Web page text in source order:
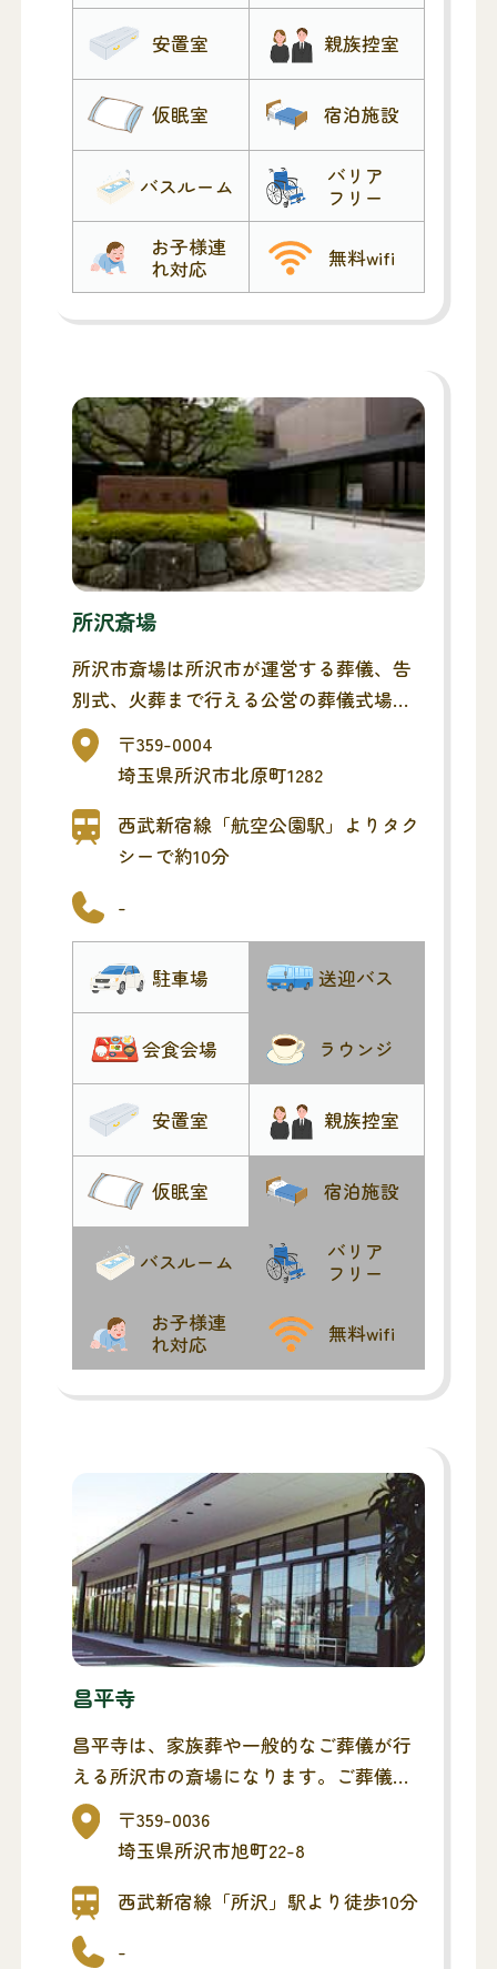
安置室 親族控室
仮眠室 宿泊施設
バスルーム
バリア
フリー
お子様連
れ対応
無料wifi
所沢斎場
所沢市斎場は所沢市が運営する葬儀、告
別式、火葬まで行える公営の葬儀式場で
す。
所沢市民の方はリーズナブルにご利用い
ただけます。
〒359-0004
埼玉県所沢市北原町1282
西武新宿線「航空公園駅」よりタク
シーで約10分
-
駐車場 送迎バス
会食会場 ラウンジ
安置室 親族控室
仮眠室 宿泊施設
バスルーム
バリア
フリー
お子様連
れ対応
無料wifi
昌平寺
昌平寺は、家族葬や一般的なご葬儀が行
える所沢市の斎場になります。ご葬儀ま
でを同斎場でとり行い、最寄りの火葬場
へ移動する流れになります。
公共交通機関から徒歩10分の立地にあ
り、便利な斎場です。
〒359-0036
埼玉県所沢市旭町22-8
西武新宿線「所沢」駅より徒歩10分
-